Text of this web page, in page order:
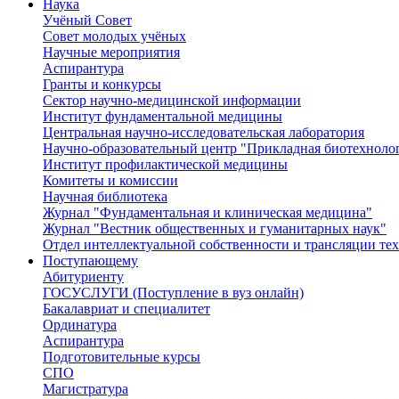
Наука
Учёный Cовет
Совет молодых учёных
Научные мероприятия
Аспирантура
Гранты и конкурсы
Сектор научно-медицинской информации
Институт фундаментальной медицины
Центральная научно-исследовательская лаборатория
Научно-образовательный центр "Прикладная
Институт профилактической медицины
Комитеты и комиссии
Научная библиотека
Журнал "Фундаментальная и клиническая медицина"
Журнал "Вестник общественных и гуманитарных наук"
Отдел интеллектуальной собственности и трансляции
Поступающему
Абитуриенту
ГОСУСЛУГИ (Поступление в вуз онлайн)
Бакалавриат и специалитет
Ординатура
Аспирантура
Подготовительные курсы
СПО
Магистратура